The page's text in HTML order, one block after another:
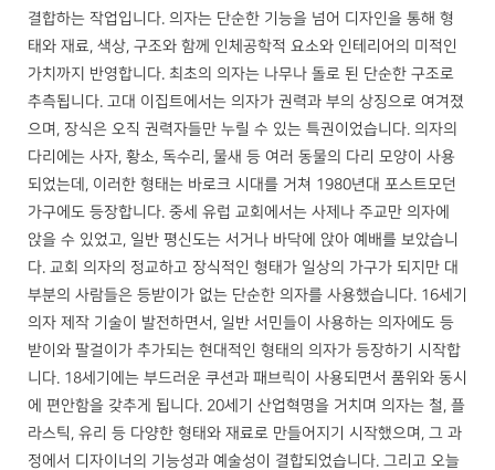
결합하는 작업입니다. 의자는 단순한 기능을 넘어 디자인을 통해 형
태와 재료, 색상, 구조와 함께 인체공학적 요소와 인테리어의 미적인
가치까지 반영합니다. 최초의 의자는 나무나 돌로 된 단순한 구조로
추측됩니다. 고대 이집트에서는 의자가 권력과 부의 상징으로 여겨졌
으며, 장식은 오직 권력자들만 누릴 수 있는 특권이었습니다. 의자의
다리에는 사자, 황소, 독수리, 물새 등 여러 동물의 다리 모양이 사용
되었는데, 이러한 형태는 바로크 시대를 거쳐 1980년대 포스트모던
가구에도 등장합니다. 중세 유럽 교회에서는 사제나 주교만 의자에
앉을 수 있었고, 일반 평신도는 서거나 바닥에 앉아 예배를 보았습니
다. 교회 의자의 정교하고 장식적인 형태가 일상의 가구가 되지만 대
부분의 사람들은 등받이가 없는 단순한 의자를 사용했습니다. 16세기
의자 제작 기술이 발전하면서, 일반 서민들이 사용하는 의자에도 등
받이와 팔걸이가 추가되는 현대적인 형태의 의자가 등장하기 시작합
니다. 18세기에는 부드러운 쿠션과 패브릭이 사용되면서 품위와 동시
에 편안함을 갖추게 됩니다. 20세기 산업혁명을 거치며 의자는 철, 플
라스틱, 유리 등 다양한 형태와 재료로 만들어지기 시작했으며, 그 과
정에서 디자이너의 기능성과 예술성이 결합되었습니다. 그리고 오늘